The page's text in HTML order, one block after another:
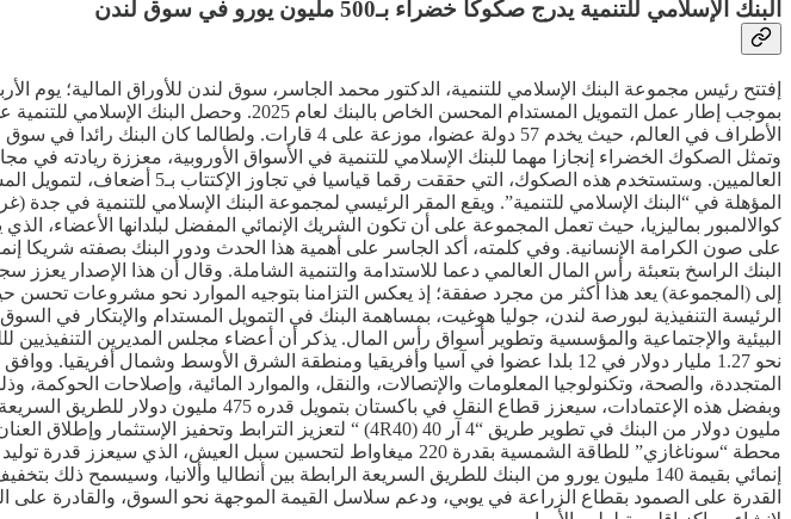
البنك الإسلامي للتنمية يدرج صكوكا خضراء بـ500 مليون يورو في سوق لندن
وتمثل الصكوك الخضراء إنجازا مهما للبنك الإسلامي للتنمية في الأسواق الأوروبية، معززة ريادته
العالميين. وستستخدم هذه
كوالالمبور بماليزيا، حيث تعمل المجموعة على أن تكون الشريك الإنمائي المفضل لبلدانها الأعضاء،
على صون الكرامة الإنسانية. وفي كلمته، أكد الجاسر على أهمية هذا الحدث ودور البنك بصفته شريكا
البنك الراسخ بتعبئة رأس المال العالمي دعما للاستدامة والتنمية الشاملة. وقال أن هذا الإصدار
إلى (المجموعة) يعد هذا أكثر من مجرد صفقة؛ إذ يعكس التزامنا بتوجيه الموارد نحو مشروعات تحسن
الرئيسة التنفيذية لبورصة لندن، جوليا هوغيت، بمساهمة البنك في التمويل المستدام والإبتكار في
البيئية والإجتماعية والمؤسسية وتطوير أسواق رأس المال. يذكر أن أعضاء مجلس المديرين
نحو 1.27 مليار دولار في 12 بلدا عضوا في آسيا وأفريقيا ومنطقة الشرق الأوسط وشمال
محطة “سوناغازي” للطاقة الشمسية بقدرة 220 ميغاواط لتحسين سبل